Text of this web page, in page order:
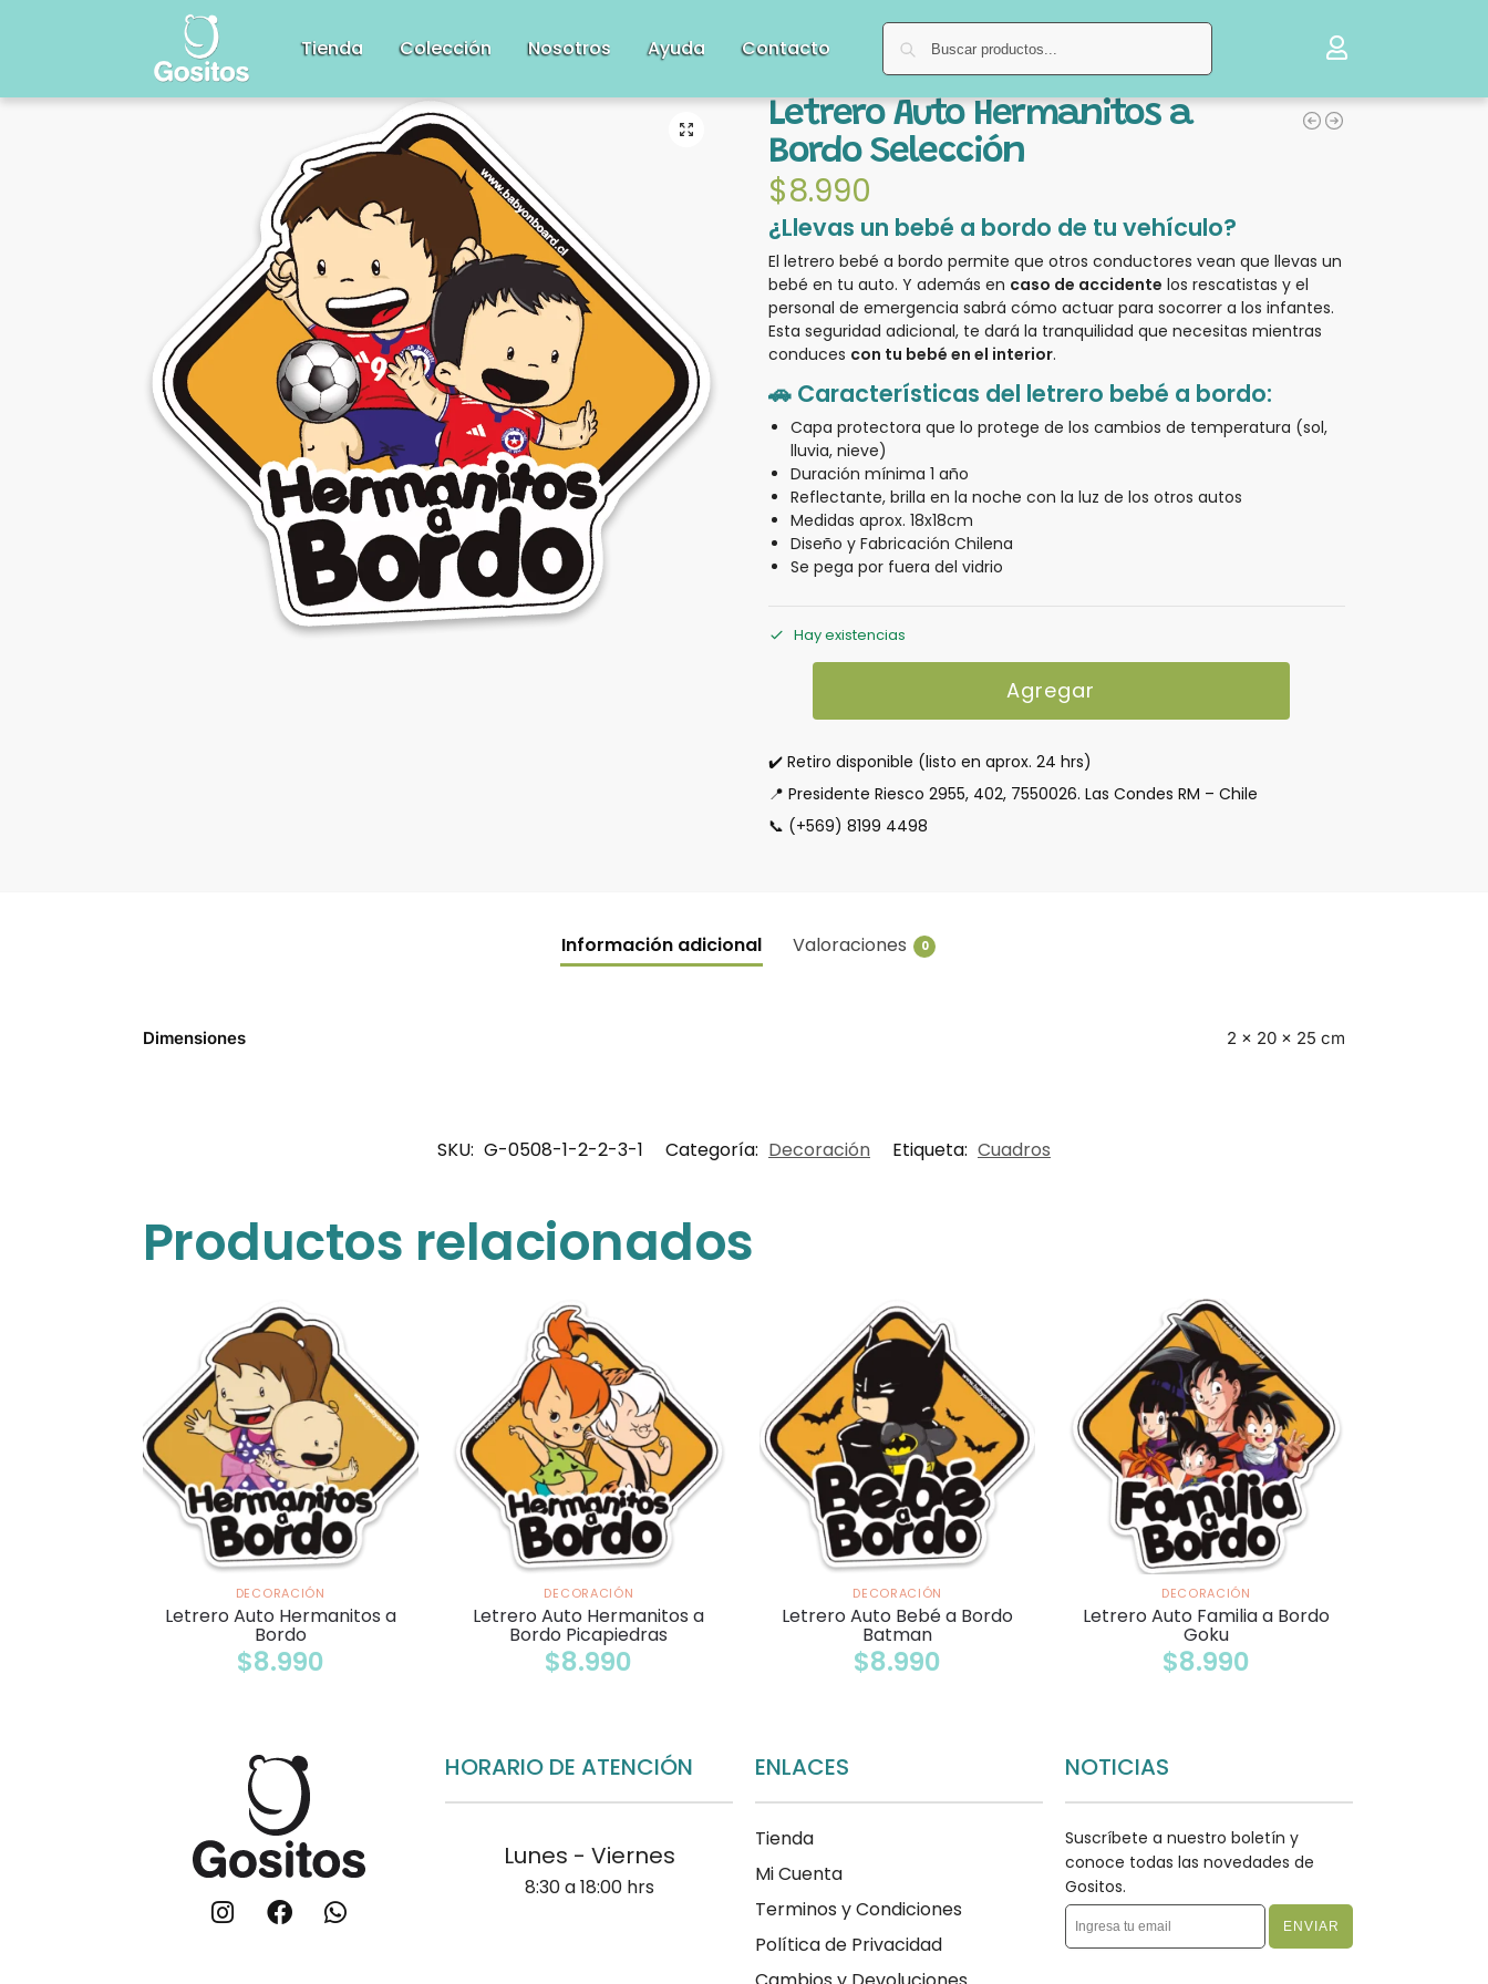
Tienda Colección Nosotros Ayuda Contacto
Letrero Auto Hermanitos a
Bordo Selección
$8.990
¿Llevas un bebé a bordo de tu vehículo?
El letrero bebé a bordo permite que otros conductores vean que llevas un
bebé en tu auto. Y además en caso de accidente los rescatistas y el
personal de emergencia sabrá cómo actuar para socorrer a los infantes.
Esta seguridad adicional, te dará la tranquilidad que necesitas mientras
conduces con tu bebé en el interior.
🚗 Características del letrero bebé a bordo:
Capa protectora que lo protege de los cambios de temperatura (sol,
lluvia, nieve)
Duración mínima 1 año
Reflectante, brilla en la noche con la luz de los otros autos
Medidas aprox. 18x18cm
Diseño y Fabricación Chilena
Se pega por fuera del vidrio
Hay existencias
Agregar
✔️ Retiro disponible (listo en aprox. 24 hrs)
📍 Presidente Riesco 2955, 402, 7550026. Las Condes RM – Chile
📞 (+569) 8199 4498
Información adicional Valoraciones 0
Dimensiones 2 × 20 × 25 cm
SKU: G-0508-1-2-2-3-1 Categoría: Decoración Etiqueta: Cuadros
Productos relacionados
DECORACIÓN
Letrero Auto Hermanitos a
Bordo
$8.990
DECORACIÓN
Letrero Auto Hermanitos a
Bordo Picapiedras
$8.990
DECORACIÓN
Letrero Auto Bebé a Bordo
Batman
$8.990
DECORACIÓN
Letrero Auto Familia a Bordo
Goku
$8.990
HORARIO DE ATENCIÓN
Lunes - Viernes
8:30 a 18:00 hrs
ENLACES
Tienda
Mi Cuenta
Terminos y Condiciones
Política de Privacidad
NOTICIAS
Suscríbete a nuestro boletín y
conoce todas las novedades de
Gositos.
ENVIAR